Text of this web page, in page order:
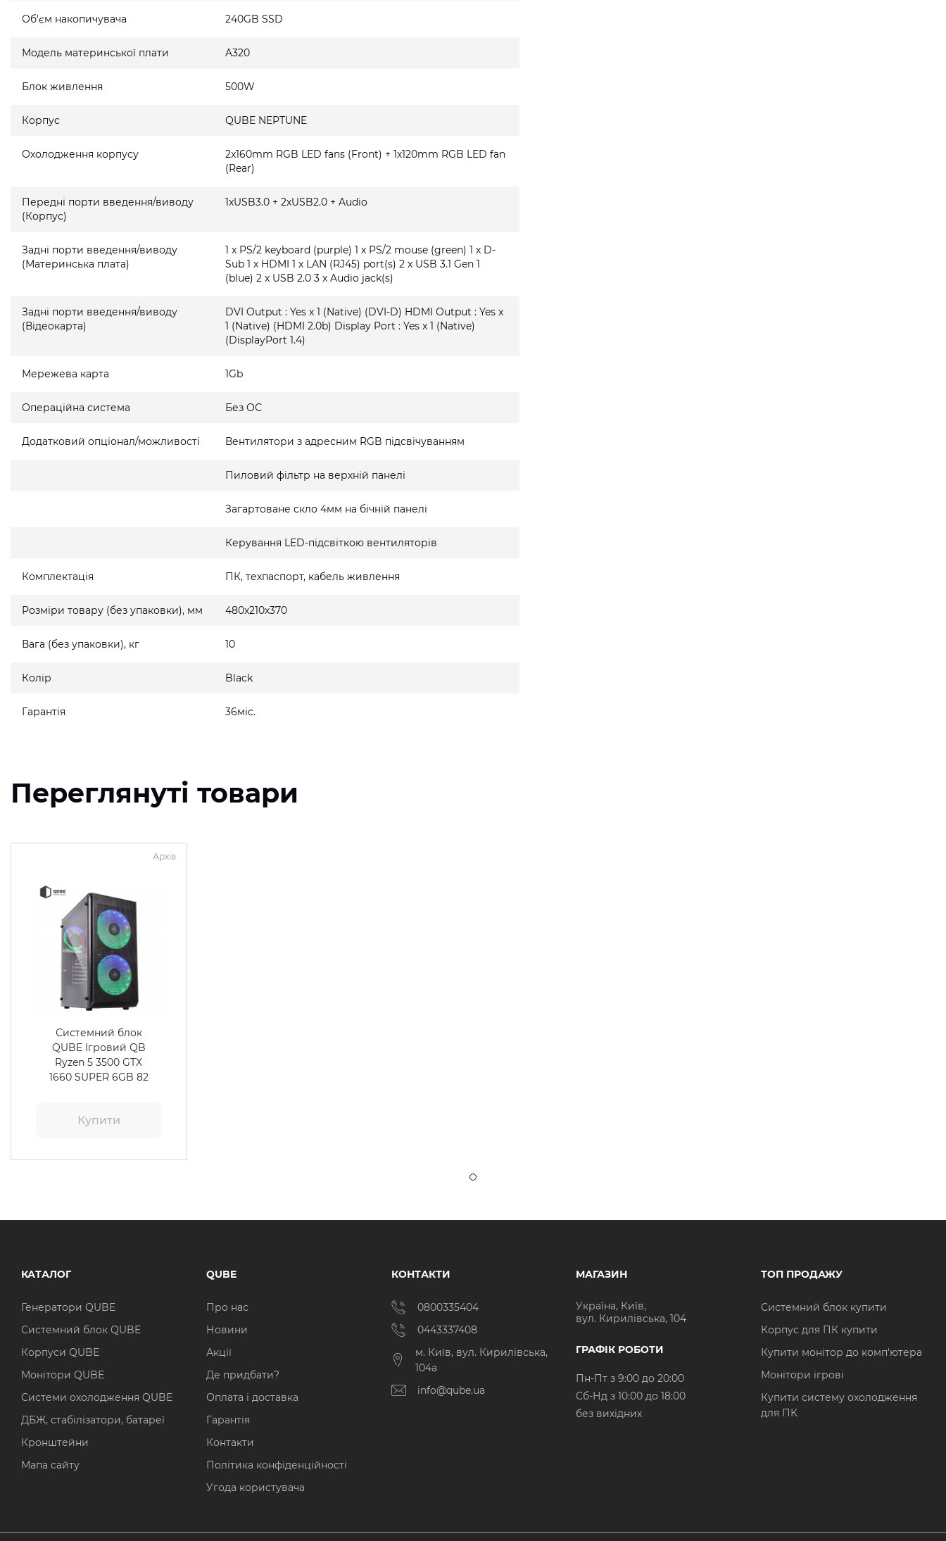
Об'єм накопичувача 240GB SSD
Модель материнської плати A320
Блок живлення 500W
Корпус QUBE NEPTUNE
Охолодження корпусу
2x160mm RGB LED fans (Front) + 1x120mm RGB LED fan
(Rear)
Передні порти введення/виводу
(Корпус)
1xUSB3.0 + 2xUSB2.0 + Audio
Задні порти введення/виводу
(Материнська плата)
1 x PS/2 keyboard (purple) 1 x PS/2 mouse (green) 1 x D-
Sub 1 x HDMI 1 x LAN (RJ45) port(s) 2 x USB 3.1 Gen 1
(blue) 2 x USB 2.0 3 x Audio jack(s)
Задні порти введення/виводу
(Відеокарта)
DVI Output : Yes x 1 (Native) (DVI-D) HDMI Output : Yes x
1 (Native) (HDMI 2.0b) Display Port : Yes x 1 (Native)
(DisplayPort 1.4)
Мережева карта 1Gb
Операційна система Без ОС
Додатковий опціонал/можливості Вентилятори з адресним RGB підсвічуванням
Пиловий фільтр на верхній панелі
Загартоване скло 4мм на бічній панелі
Керування LED-підсвіткою вентиляторів
Комплектація ПК, техпаспорт, кабель живлення
Розміри товару (без упаковки), мм 480x210x370
Вага (без упаковки), кг 10
Колір Black
Гарантія 36міс.
Переглянуті товари
Архів
Системний блок
QUBE Ігровий QB
Ryzen 5 3500 GTX
1660 SUPER 6GB 82
Купити
КАТАЛОГ
Генератори QUBE
Системний блок QUBE
Корпуси QUBE
Монітори QUBE
Системи охолодження QUBE
ДБЖ, стабілізатори, батареї
Кронштейни
Мапа сайту
QUBE
Про нас
Новини
Акції
Де придбати?
Оплата і доставка
Гарантія
Контакти
Політика конфіденційності
Угода користувача
КОНТАКТИ
0800335404
0443337408
м. Київ, вул. Кирилівська,
104а
info@qube.ua
МАГАЗИН
Україна, Київ,
вул. Кирилівська, 104
ГРАФІК РОБОТИ
Пн-Пт з 9:00 до 20:00
Cб-Нд з 10:00 до 18:00
без вихідних
ТОП ПРОДАЖУ
Системний блок купити
Корпус для ПК купити
Купити монітор до комп'ютера
Монітори ігрові
Купити систему охолодження
для ПК